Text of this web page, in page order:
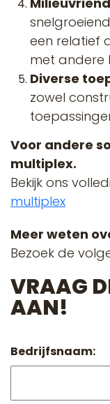
een relatief
met andere
Diverse
zowel
Voor andere
multiplex.
Bekijk ons
multiplex
Meer weten
Bezoek de
VRAAG
AAN!
Bedrijfsnaam: